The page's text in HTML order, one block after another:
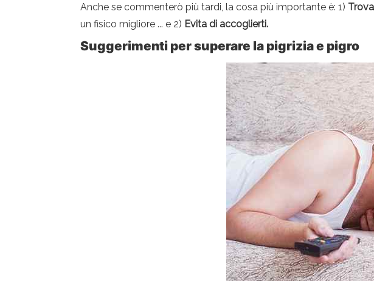
Anche se commenterò più tardi, la cosa più importante è: 1)
un fisico migliore ... e 2) Evita di accoglierti.
Suggerimenti per superare la pigrizia e pigro